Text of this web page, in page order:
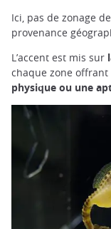
Ici, pas de zonage
provenance
L’accent est mis sur
chaque zone
physique ou une